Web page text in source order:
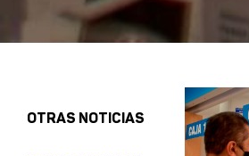
OTRAS NOTICIAS